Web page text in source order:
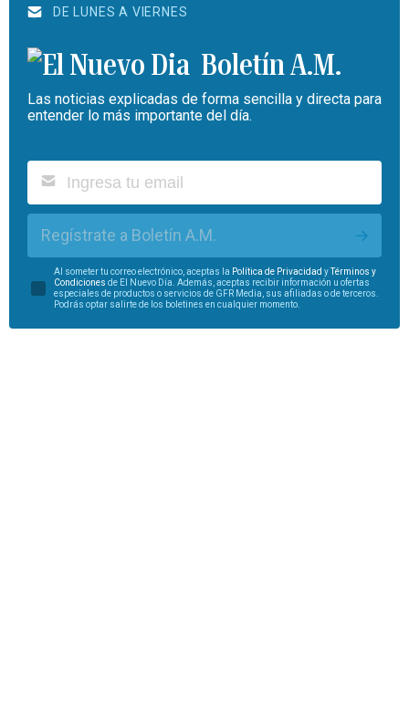
DE LUNES A VIERNES
Boletín A.M.
Las noticias explicadas de forma sencilla y directa para
entender lo más importante del día.
Regístrate a Boletín A.M.
Al someter tu correo electrónico, aceptas la Política de Privacidad yTérminos y
Condiciones de El Nuevo Día. Además, aceptas recibir información u ofertas
especiales de productos o servicios de GFR Media, sus afiliadas o de terceros.
Podrás optar salirte de los boletines en cualquier momento.